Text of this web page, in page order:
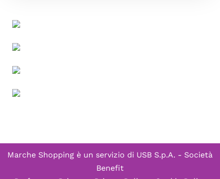
Marche Shopping è un servizio di USB S.p.A. - Società
Benefit